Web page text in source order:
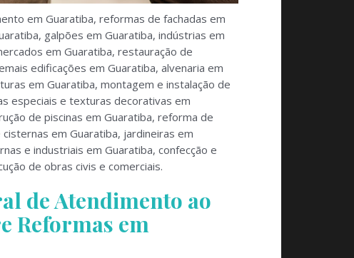
em Guaratiba, reformas de fachadas em
galpões em Guaratiba, indústrias em
em Guaratiba, restauração de
edificações em Guaratiba, alvenaria em
em Guaratiba, montagem e instalação de
especiais e texturas decorativas em
de piscinas em Guaratiba, reforma de
em Guaratiba, jardineiras em
e industriais em Guaratiba, confecção e
de obras civis e comerciais.
de Atendimento ao
Reformas em